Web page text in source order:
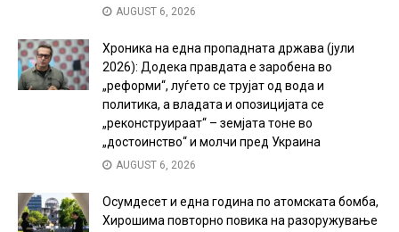
AUGUST 6, 2026
Хроника на една пропадната држава (јули
2026): Додека правдата е заробена во
„реформи“, луѓето се трујат од вода и
политика, а владата и опозицијата се
„реконструираат“ – земјата тоне во
„достоинство“ и молчи пред Украина
AUGUST 6, 2026
Осумдесет и една година по атомската бомба,
Хирошима повторно повика на разоружување